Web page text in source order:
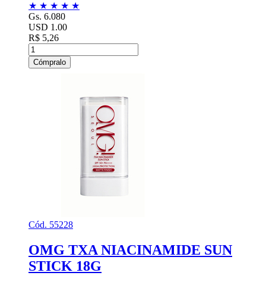
★ ★ ★ ★ ★
Gs. 6.080
USD 1.00
R$ 5,26
Cómpralo
Cód. 55228
OMG TXA NIACINAMIDE SUN
STICK 18G